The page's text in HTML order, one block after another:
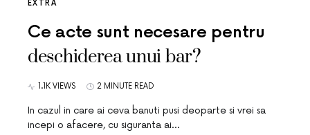
EXTRA
Ce acte sunt necesare pentru
deschiderea unui bar?
1.1K VIEWS 2 MINUTE READ
In cazul in care ai ceva banuti pusi deoparte si vrei sa
incepi o afacere, cu siguranta ai…